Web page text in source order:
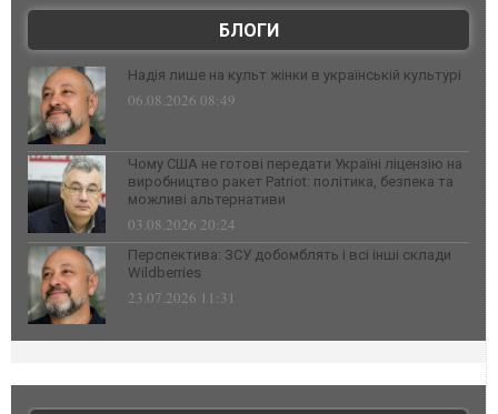
БЛОГИ
Надія лише на культ жінки в українській культурі
06.08.2026 08:49
Чому США не готові передати Україні ліцензію на
виробництво ракет Patriot: політика, безпека та
можливі альтернативи
03.08.2026 20:24
Перспектива: ЗСУ добомблять і всі інші склади
Wildberries
23.07.2026 11:31